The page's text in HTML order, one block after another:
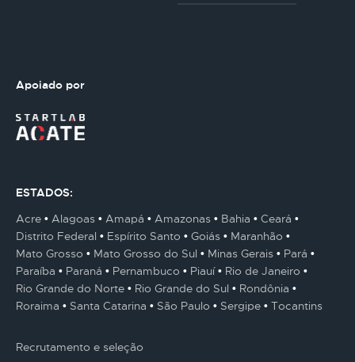
Apoiado por
ESTADOS:
Acre
Alagoas Amapá Amazonas Bahia
Ceará
Distrito Federal
Espírito Santo Goiás
Maranhão
Mato Grosso
Mato Grosso do Sul Minas Gerais
Pará
Paraíba
Paraná Pernambuco Piauí
Rio de Janeiro
Rio Grande do Norte
Rio Grande do Sul
Rondônia
Roraima
Santa Catarina São Paulo Sergipe Tocantins
Recrutamento e seleção